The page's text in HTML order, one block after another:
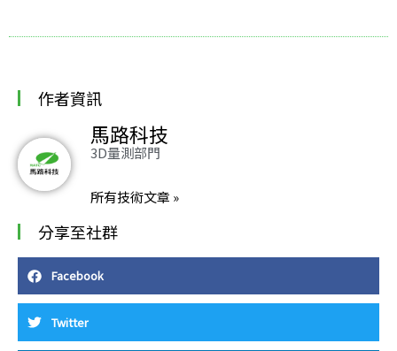
作者資訊
馬路科技
3D量測部門
所有技術文章 »
分享至社群
Facebook
Twitter